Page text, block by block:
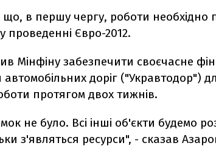
в першу чергу, роботи необхідно
проведенні Євро-2012.
Мінфіну забезпечити своєчасне
доріг ("Укравтодор")
протягом двох тижнів.
не було. Всі інші об'єкти будемо
з'являться ресурси", - сказав